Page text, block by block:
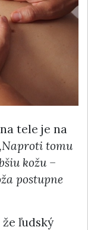
tele je na
tomu
kožu –
postupne
ľudský